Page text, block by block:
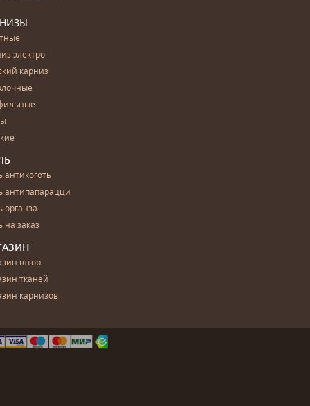
электро
карниз
антикоготь
антипапарацци
органза
на заказ
штор
тканей
карнизов